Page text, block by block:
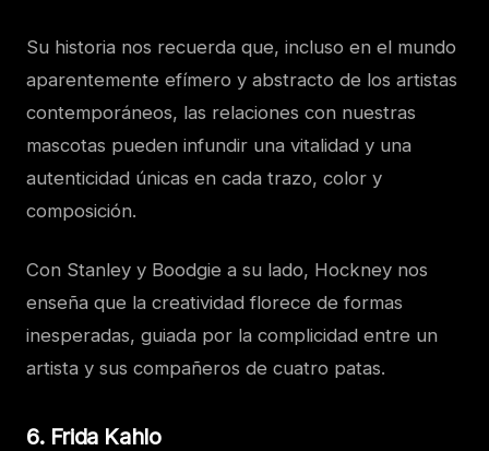
Su historia nos recuerda que, incluso en el mundo
aparentemente efímero y abstracto de los artistas
contemporáneos, las relaciones con nuestras
mascotas pueden infundir una vitalidad y una
autenticidad únicas en cada trazo, color y
composición.
Con Stanley y Boodgie a su lado, Hockney nos
enseña que la creatividad florece de formas
inesperadas, guiada por la complicidad entre un
artista y sus compañeros de cuatro patas.
6. Frida Kahlo